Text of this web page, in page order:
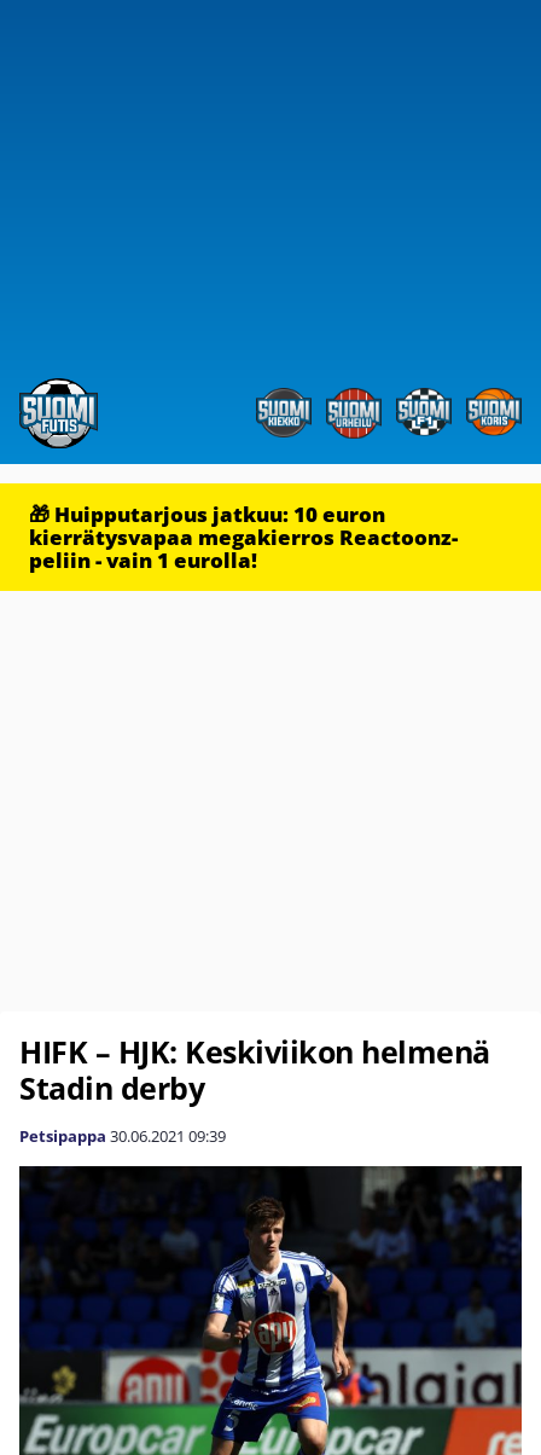
🎁 Huipputarjous jatkuu: 10 euron
kierrätysvapaa megakierros Reactoonz-
peliin - vain 1 eurolla!
HIFK – HJK: Keskiviikon helmenä
Stadin derby
Petsipappa 30.06.2021 09:39